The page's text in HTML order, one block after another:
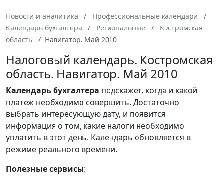
Новости и аналитика
Профессиональные календари
Календарь бухгалтера
Региональные
Костромская
область
Навигатор. Май 2010
Налоговый календарь. Костромская
область. Навигатор. Май 2010
Календарьбухгалтера подскажет, когда и какой
платеж необходимо совершить. Достаточно
выбрать интересующую дату, и появится
информация о том, какие налоги необходимо
уплатить в этот день. Календарь обновляется в
режиме реального времени.
Полезные сервисы: